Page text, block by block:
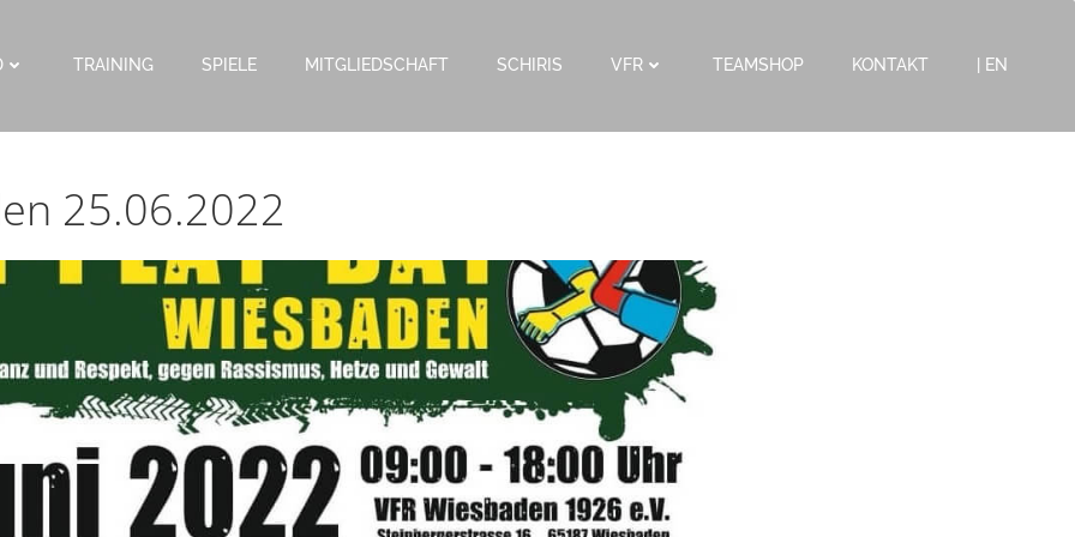
TRAINING SPIELE MITGLIEDSCHAFT SCHIRIS VFR TEAMSHOP KONTAKT | EN
25.06.2022